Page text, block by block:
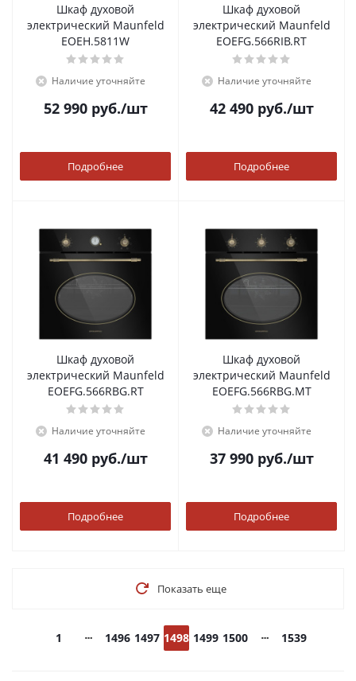
Шкаф духовой
электрический Maunfeld
EOEH.5811W
Наличие уточняйте
52 990руб./шт
Подробнее
Шкаф духовой
электрический Maunfeld
EOEFG.566RIB.RT
Наличие уточняйте
42 490руб./шт
Подробнее
Шкаф духовой
электрический Maunfeld
EOEFG.566RBG.RT
Наличие уточняйте
41 490руб./шт
Подробнее
Шкаф духовой
электрический Maunfeld
EOEFG.566RBG.MT
Наличие уточняйте
37 990руб./шт
Подробнее
Показать еще
1 1496 1497 1498 1499 1500 1539